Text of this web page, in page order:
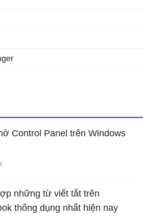
Control Panel trên Windows
những từ viết tắt trên
thông dụng nhất hiện nay